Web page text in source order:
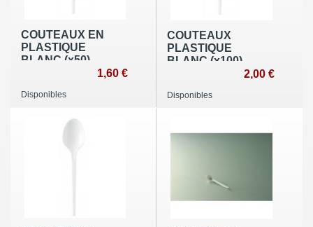
COUTEAUX EN
PLASTIQUE
BLANC (x50)
1,60 €
Disponibles
COUTEAUX
PLASTIQUE
BLANC (x100)
2,00 €
Disponibles